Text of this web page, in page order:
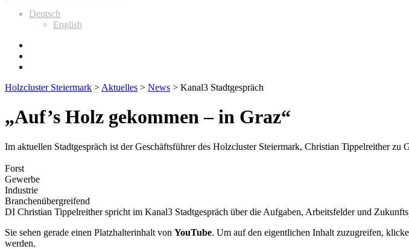
Deutsch
English
Holzcluster Steiermark > Aktuelles > News > Kanal3 Stadtgespräch
„Auf’s Holz gekommen – in Graz“
Im aktuellen Stadtgespräch ist der Geschäftsführer des Holzcluster Steiermark, Christian Tippelreither zu
Forst
Gewerbe
Industrie
Branchenübergreifend
DI Christian Tippelreither spricht im Kanal3 Stadtgespräch über die Aufgaben, Arbeitsfelder und
Sie sehen gerade einen Platzhalterinhalt von YouTube. Um auf den eigentlichen Inhalt zuzugreifen,
werden.